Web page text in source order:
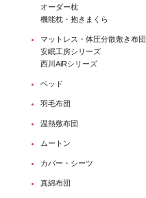
オーダー枕
機能枕・抱きまくら
マットレス・体圧分散敷き布団
安眠工房シリーズ
西川AiRシリーズ
ベッド
羽毛布団
温熱敷布団
ムートン
カバー・シーツ
真綿布団